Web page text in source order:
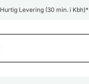
Hurtig Levering (30 min. i Kbh)*